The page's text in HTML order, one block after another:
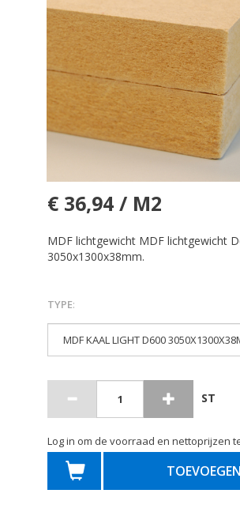
€ 36,94 / M2
MDF lichtgewicht MDF lichtgewicht
3050x1300x38mm.
TYPE:
ST
Log in om de voorraad en nettoprijzen
TOEVOEGEN